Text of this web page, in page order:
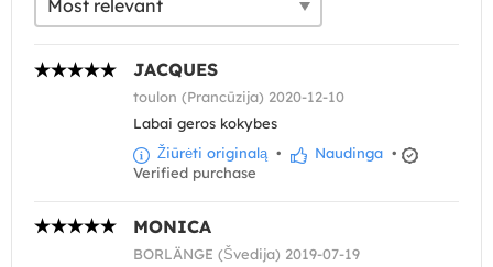
JACQUES
toulon (Prancūzija) 2020-12-10
Labai geros kokybes
Žiūrėti originalą• Naudinga •
Verified purchase
MONICA
BORLÄNGE (Švedija) 2019-07-19